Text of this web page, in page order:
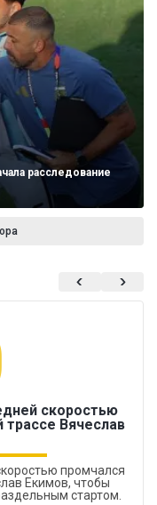
расследование
скоростью
трассе Вячеслав
промчался
Екимов, чтобы
стартом.